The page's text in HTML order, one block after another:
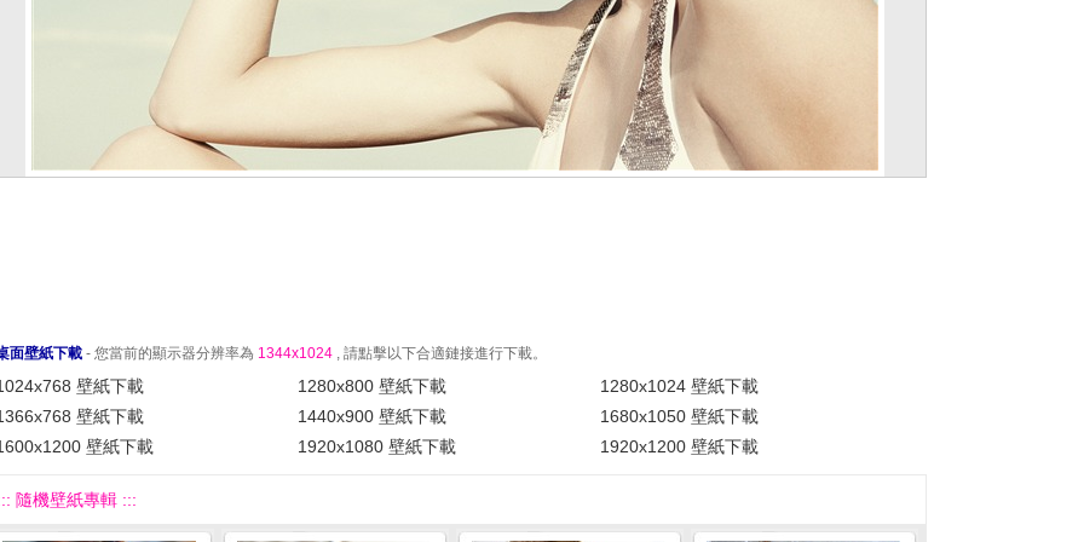
面壁紙下載 - 您當前的顯示器分辨率為 1344x1024 , 請點擊以下合適鏈接進行下載。
壁紙下載 1280x800 壁紙下載
1280x1024 壁紙下載
壁紙下載
1440x900 壁紙下載
1680x1050 壁紙下載
壁紙下載
1920x1080 壁紙下載 1920x1200 壁紙下載
隨機壁紙專輯 :::